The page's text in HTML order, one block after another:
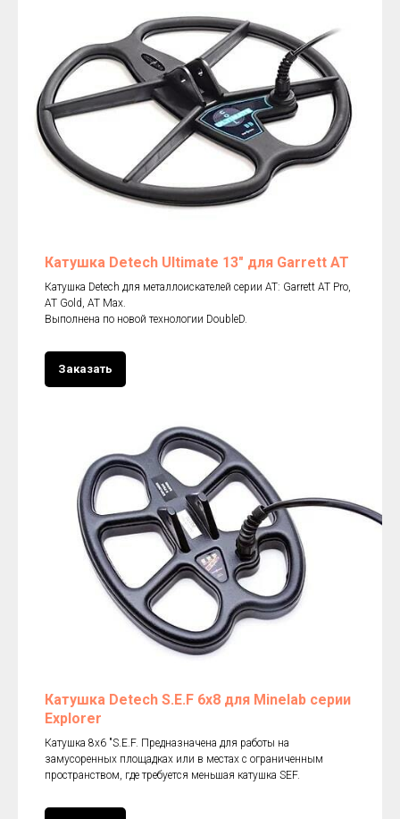
Катушка Detech Ultimate 13" для Garrett AT
Катушка Detech для металлоискателей серии АТ: Garrett AT Pro,
AT Gold, AT Max.
Выполнена по новой технологии DoubleD.
Заказать
Катушка Detech S.E.F 6х8 для Minelab серии
Explorer
Катушка 8x6 "S.E.F. Предназначена для работы на
замусоренных площадках или в местах с ограниченным
пространством, где требуется меньшая катушка SEF.